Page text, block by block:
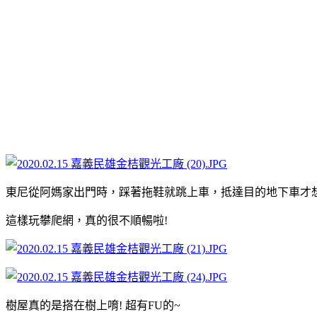
東尼從阿媽家出門時，踩著拖鞋就跳上車，抵達目的地下車才
這樣玩攀爬網，真的很不順暢啦!
樹屋真的是搭在樹上唷! 超有FU的~